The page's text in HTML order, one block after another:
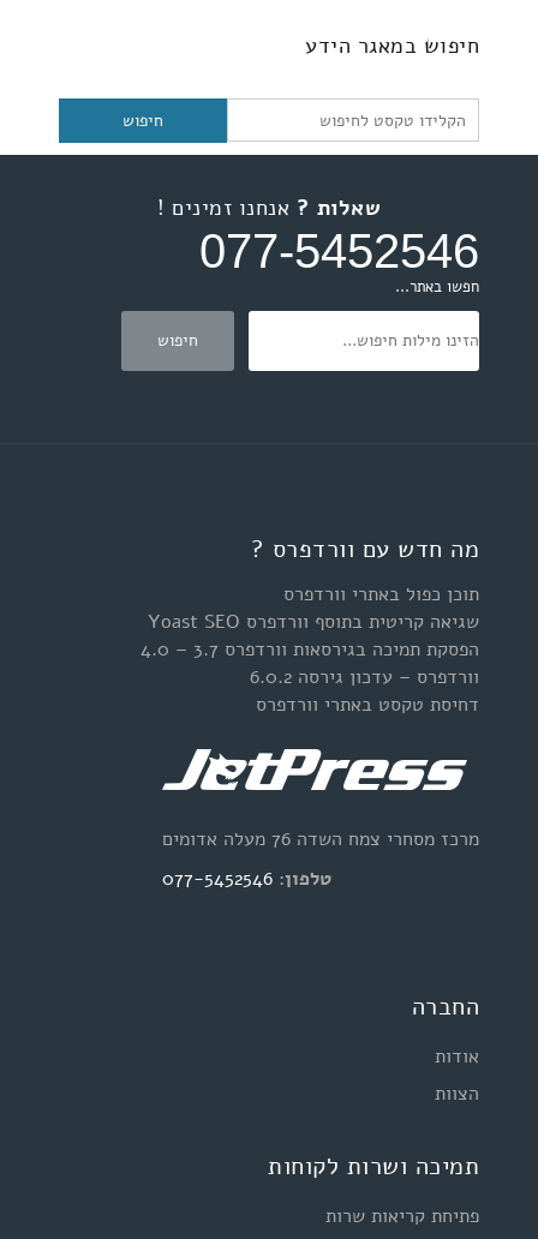
חיפוש במאגר הידע
חיפוש
שאלות ? אנחנו זמינים !
077-5452546
חפשו באתר...
מה חדש עם וורדפרס ?
תוכן כפול באתרי וורדפרס
שגיאה קריטית בתוסף וורדפרס Yoast SEO
הפסקת תמיכה בגירסאות וורדפרס 3.7 – 4.0
וורדפרס – עדכון גירסה 6.0.2
דחיסת טקסט באתרי וורדפרס
מרכז מסחרי צמח השדה 76 מעלה אדומים
טלפון: 077-5452546
החברה
אודות
הצוות
תמיכה ושרות לקוחות
פתיחת קריאות שרות